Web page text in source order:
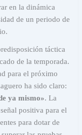
en la dinámica
de un periodo de
táctica
de la temporada.
para el próximo
ha sido claro:
ya mismo». La
positiva para el
para dotar de